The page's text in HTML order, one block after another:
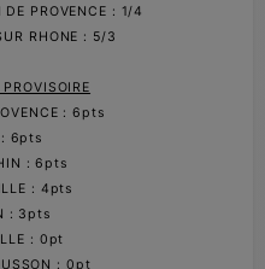
PROVENCE : 1/4
RHONE : 5/3
: 6pts
: 6pts
: 6pts
: 4pts
: 3pts
: 0pt
: 0pt